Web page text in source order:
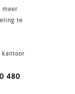
meer
te
kantoor
480